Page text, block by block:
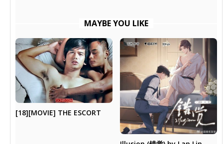
MAYBE YOU LIKE
[18][MOVIE] THE ESCORT